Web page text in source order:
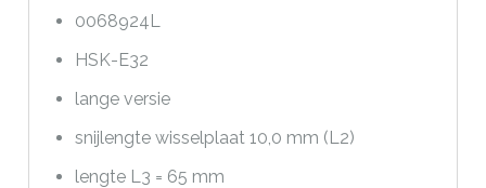
0068924L
HSK-E32
lange versie
snijlengte wisselplaat 10,0 mm (L2)
lengte L3 = 65 mm